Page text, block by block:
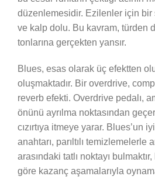
düzenlemesidir. Ezilenler için bir
ve kalp dolu. Bu kavram, türden
tonlarına gerçekten yansır.
Blues, esas olarak üç efektten
oluşmaktadır. Bir overdrive,
reverb efekti. Overdrive pedalı,
önünü ayrılma noktasından
cızırtıya itmeye yarar. Blues’un
anahtarı, parıltılı temizlemelerle
arasındaki tatlı noktayı
göre kazanç aşamalarıyla